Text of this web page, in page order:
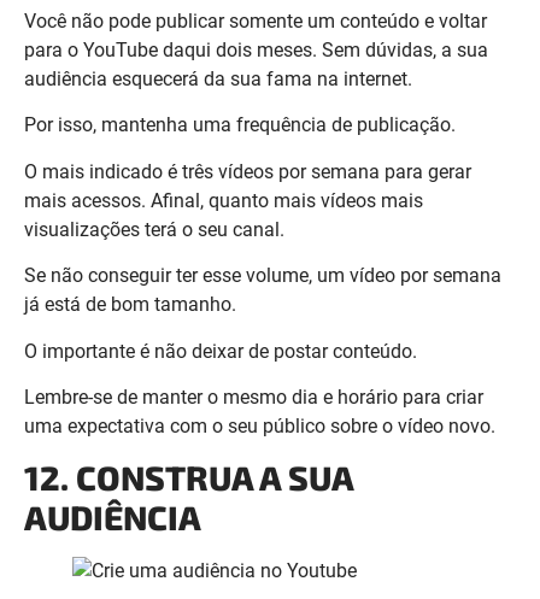
Por isso, mantenha uma frequência de publicação.
O mais indicado é três vídeos por semana para gerar
mais acessos. Afinal, quanto mais vídeos mais
visualizações terá o seu canal.
Se não conseguir ter esse volume, um vídeo por semana
já está de bom tamanho.
O importante é não deixar de postar conteúdo.
Lembre-se de manter o mesmo dia e horário para criar
uma expectativa com o seu público sobre o vídeo novo.
12. CONSTRUA A SUA
AUDIÊNCIA
Converse com o seu público como se ele estivesse na sua
frente e fizessem parte do seu grupo. Isso gera empatia e
cria um ótimorelacionamento com sua audiência